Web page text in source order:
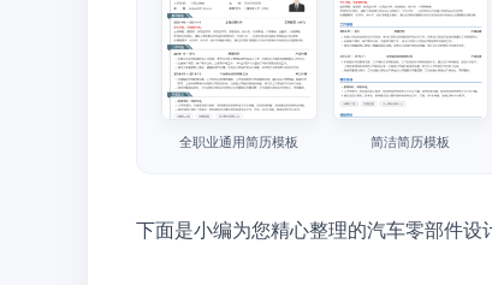
全职业通用简历模板 简洁简历模板
下面是小编为您精心整理的汽车零部件设